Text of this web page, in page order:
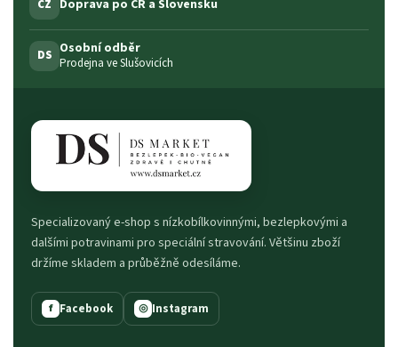
CZ Doprava po ČR a Slovensku
DS Osobní odběr
Prodejna ve Slušovicích
Specializovaný e-shop s nízkobílkovinnými, bezlepkovými a
dalšími potravinami pro speciální stravování. Většinu zboží
držíme skladem a průběžně odesíláme.
f Facebook ◎ Instagram